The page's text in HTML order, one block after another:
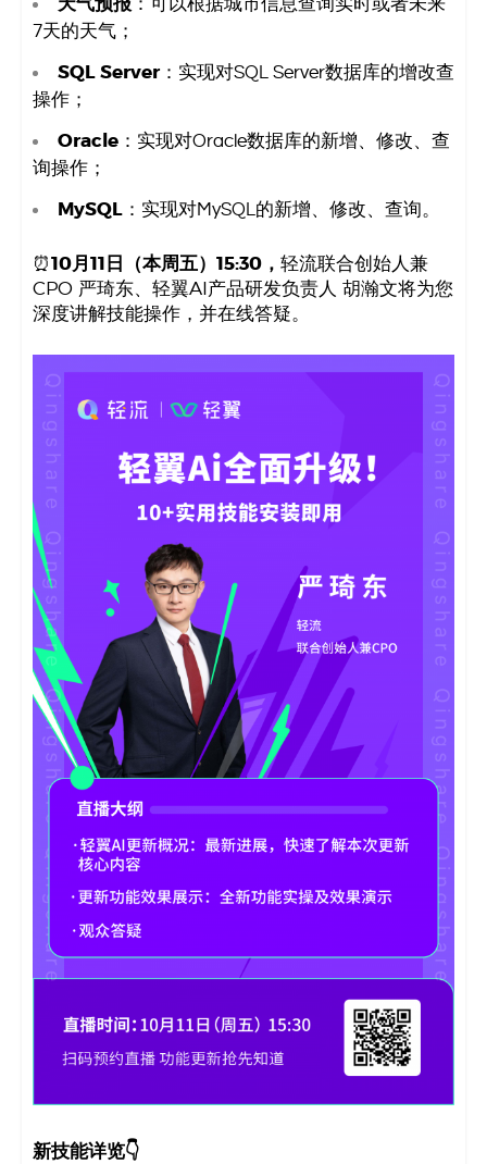
例
白
皮
书
：可以根据城市信息查询实时或者未来
7天的天气；
SQL Server：实现对SQL Server数据库的增改查
操作；
Oracle：实现对Oracle数据库的新增、修改、查
询操作；
MySQL：实现对MySQL的新增、修改、查询。
⏰10月11日（本周五）15:30， 轻流联合创始人兼
CPO 严琦东、轻翼AI产品研发负责人 胡瀚文将为您
深度讲解技能操作，并在线答疑。
新技能详览👇